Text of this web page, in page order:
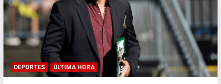
DEPORTES ÚLTIMA HORA